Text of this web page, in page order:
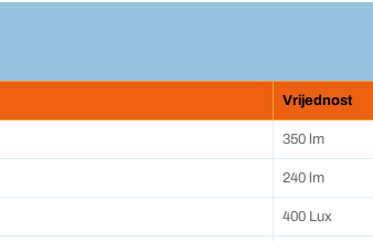
Vrijednost
350 lm
240 lm
400 Lux